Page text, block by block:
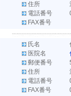
住所
電話番号
FAX番号
氏名
医院名
郵便番号
住所
電話番号
FAX番号